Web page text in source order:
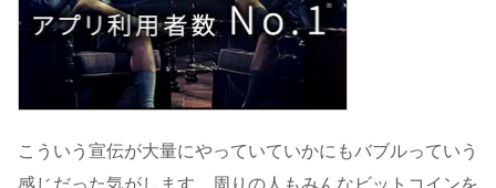
こういう宣伝が大量にやっていていかにもバブルっていう